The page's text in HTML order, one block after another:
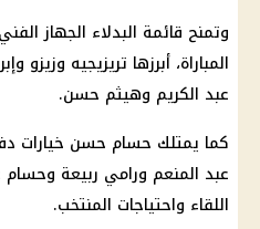
وتمنح قائمة البدلاء الجهاز
المباراة، أبرزها تريزيجيه وزيزو
عبد الكريم وهيثم حسن.
كما يمتلك حسام حسن خيارات
عبد المنعم ورامي ربيعة
اللقاء واحتياجات المنتخب.